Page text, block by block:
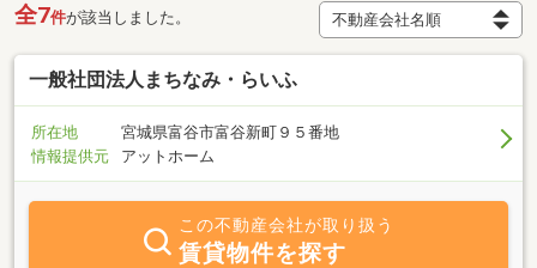
全7件が該当しました。
一般社団法人まちなみ・らいふ
所在地
宮城県富谷市富谷新町９５番地
情報提供元
アットホーム
この不動産会社が取り扱う
賃貸物件を探す